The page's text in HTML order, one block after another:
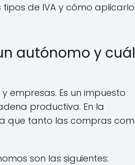
de IVA y cómo
autónomo y
empresas. Es un impuesto
productiva. En la
que tanto las compras
son las siguientes: